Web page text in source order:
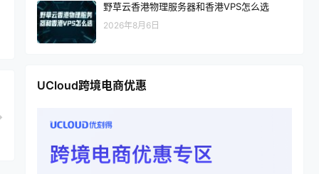
野草云香港物理服务器和香港VPS怎么选
2026年8月6日
UCloud跨境电商优惠